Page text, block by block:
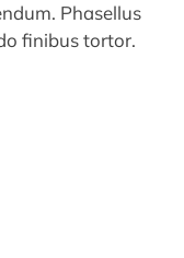
Phasellus
finibus tortor.